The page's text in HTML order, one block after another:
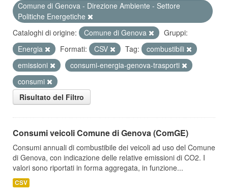
Comune di Genova - Direzione Ambiente - Settore
Politiche Energetiche
Cataloghi di origine:
Comune di Genova
Gruppi:
Energia
Formati: CSV Tag:
combustibili
emissioni
consumi-energia-genova-trasporti
consumi
Risultato del Filtro
Consumi veicoli Comune di Genova (ComGE)
Consumi annuali di combustibile dei veicoli ad uso del Comune
di Genova, con indicazione delle relative emissioni di CO2. I
valori sono riportati in forma aggregata, in funzione...
CSV